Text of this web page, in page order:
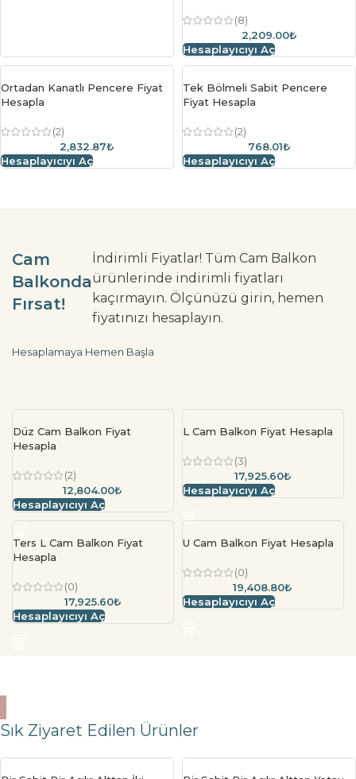
(8)
2,209.00₺
Hesaplayıcıyı Aç
Ortadan Kanatlı Pencere Fiyat
Hesapla
(2)
2,832.87₺
Hesaplayıcıyı Aç
Tek Bölmeli Sabit Pencere
Fiyat Hesapla
(2)
768.01₺
Hesaplayıcıyı Aç
Cam
Balkonda
Fırsat!
İndirimli Fiyatlar! Tüm Cam Balkon
ürünlerinde indirimli fiyatları
kaçırmayın. Ölçünüzü girin, hemen
fiyatınızı hesaplayın.
Hesaplamaya Hemen Başla
Düz Cam Balkon Fiyat
Hesapla
(2)
12,804.00₺
Hesaplayıcıyı Aç
L Cam Balkon Fiyat Hesapla
(3)
17,925.60₺
Hesaplayıcıyı Aç
Ters L Cam Balkon Fiyat
Hesapla
(0)
17,925.60₺
Hesaplayıcıyı Aç
U Cam Balkon Fiyat Hesapla
(0)
19,408.80₺
Hesaplayıcıyı Aç
Sık Ziyaret Edilen Ürünler